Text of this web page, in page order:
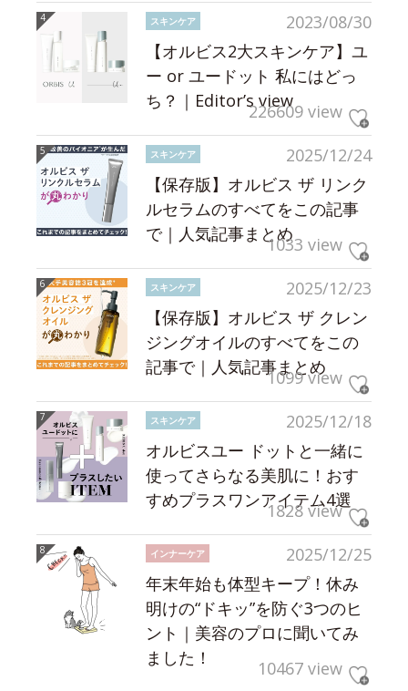
2023/08/30
スキンケア
【オルビス2大スキンケア】ユ
ー or ユードット 私にはどっ
ち？｜Editor’s view226609 view
2025/12/24
スキンケア
【保存版】オルビス ザ リンク
ルセラムのすべてをこの記事
で｜人気記事まとめ1033 view
2025/12/23
スキンケア
【保存版】オルビス ザ クレン
ジングオイルのすべてをこの
記事で｜人気記事まとめ
1099 view
2025/12/18
スキンケア
オルビスユー ドットと一緒に
使ってさらなる美肌に！おす
すめプラスワンアイテム4選
1828 view
2025/12/25
インナーケア
年末年始も体型キープ！休み
明けの“ドキッ”を防ぐ3つのヒ
ント｜美容のプロに聞いてみ
ました！
10467 view